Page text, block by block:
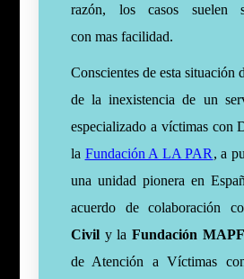
razón, los casos suelen
con masfacilidad.
Conscientes de esta situación
de la inexistencia de un
especializado a víctimas con
la Fundación A LA PAR , a
una unidad pionera en
acuerdo de colaboración
Civily la Fundación
de Atención a Víctimas